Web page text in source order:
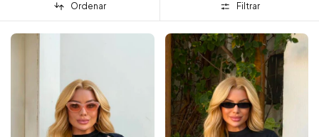
Ordenar Filtrar